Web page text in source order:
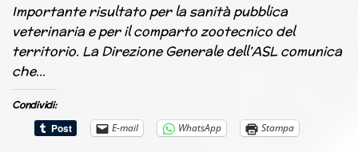
Importante risultato per la sanità pubblica
veterinaria e per il comparto zootecnico del
territorio. La Direzione Generale dell’ASL comunica
che…
Condividi:
E-mail
WhatsApp Stampa